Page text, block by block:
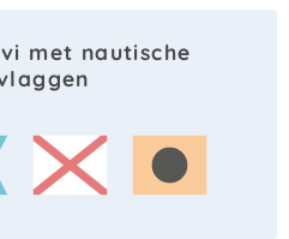
met nautische